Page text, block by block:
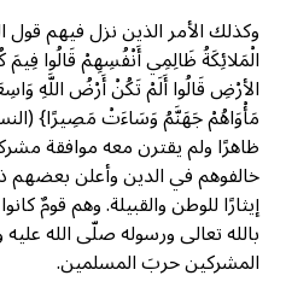
وكذلك الأمر الذين نزل فيهم قول
الْمَلائِكَةُ ظَالِمِي أَنْفُسِهِمْ قَالُوا
الأرْضِ قَالُوا أَلَمْ تَكُنْ أَرْضُ اللَّهِ
ظاهرًا ولم يقترن معه موافقة
خالفوهم في الدين وأعلن
إيثارًا للوطن والقبيلة. وهم قومٌ
بالله تعالى ورسوله صلّى الله
المشركين حربَ المسلمين.